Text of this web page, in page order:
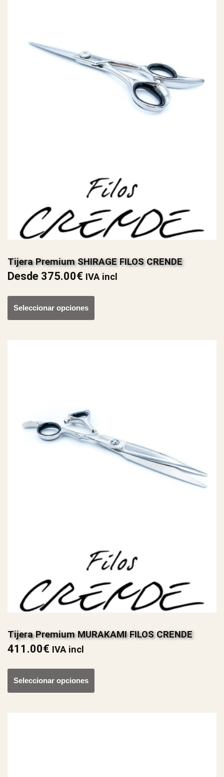
Tijera Premium SHIRAGE FILOS CRENDE
Desde 375.00€ IVA incl
Seleccionar opciones
Tijera Premium MURAKAMI FILOS CRENDE
411.00€ IVA incl
Seleccionar opciones